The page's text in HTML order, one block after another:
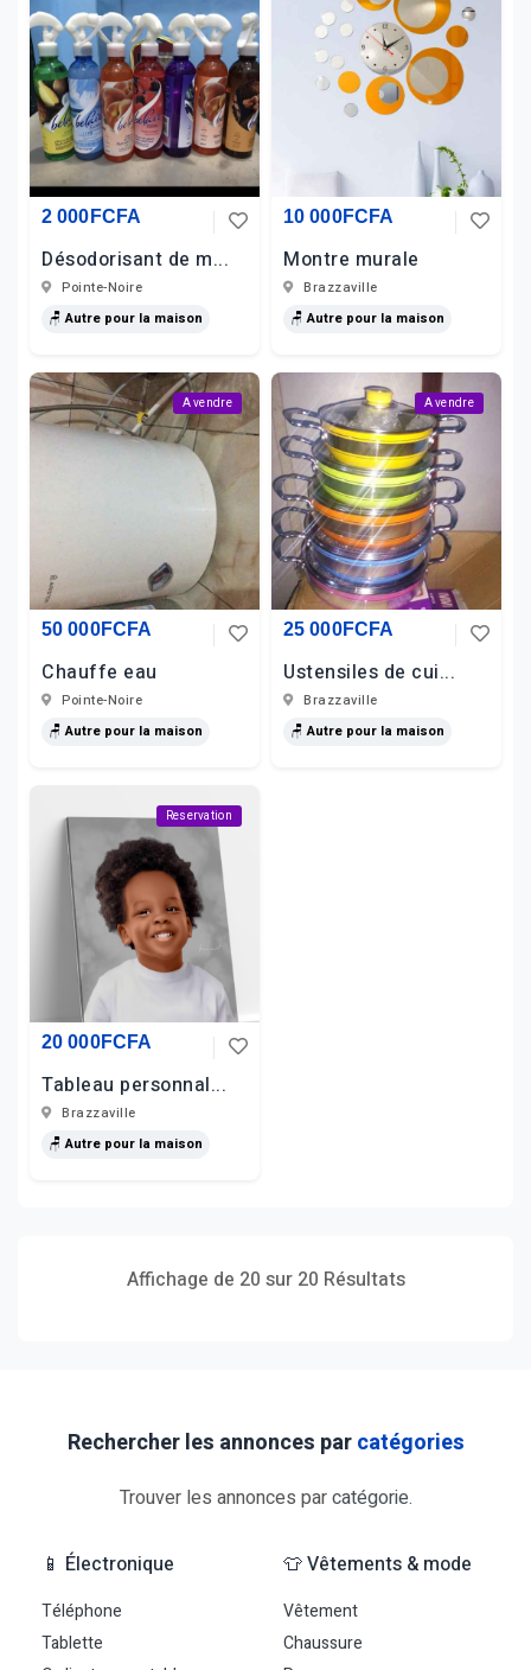
2 000FCFA
Désodorisant de m...
Pointe-Noire
🪑 Autre pour la maison
10 000FCFA
Montre murale
Brazzaville
🪑 Autre pour la maison
A vendre
50 000FCFA
Chauffe eau
Pointe-Noire
🪑 Autre pour la maison
A vendre
25 000FCFA
Ustensiles de cui...
Brazzaville
🪑 Autre pour la maison
Reservation
20 000FCFA
Tableau personnal...
Brazzaville
🪑 Autre pour la maison
Affichage de 20 sur 20 Résultats
Rechercher les annonces parcatégories
Trouver les annonces parcatégorie.
📱 Électronique
Téléphone
Tablette
👕 Vêtements & mode
Vêtement
Chaussure